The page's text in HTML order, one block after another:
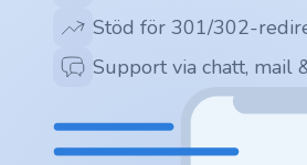
.zone
Stöd för 301/302-
Support via chatt, mail